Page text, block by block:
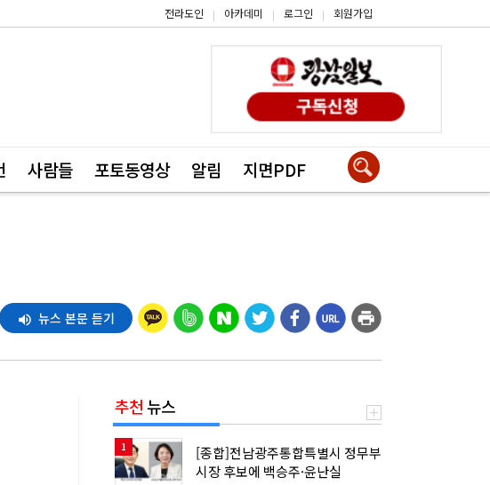
전라도인 | 아카데미 | 로그인 | 회원가입
사람들 포토동영상 알림 지면PDF
뉴스 본문 듣기
추천뉴스
1
[종합]전남광주통합특별시 정무부
시장 후보에 백승주·윤난실